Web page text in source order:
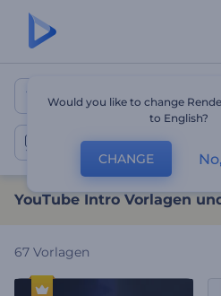
YouTube
YouTube Intros
YouTube Intro Vorlagen
67 Vorlagen
Would you like to change
to English?
CHANGE